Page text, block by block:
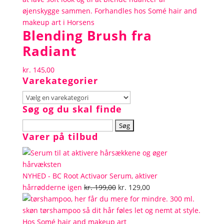
Blending Brush fra
Radiant
kr. 145,00
Varekategorier
Søg og du skal finde
efter:
Varer på tilbud
NYHED - BC Root Activaor Serum, aktiver
hårrødderne igen kr.199,00 Den
oprindelige
pris
var:
kr. 129,00Den
aktuelle
pris